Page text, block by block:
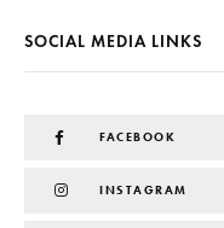
SOCIAL MEDIA LINKS
FACEBOOK
INSTAGRAM